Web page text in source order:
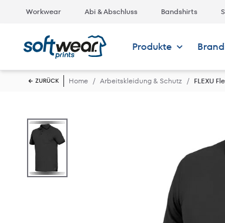
Workwear Abi & Abschluss Bandshirts
Produkte
ZURÜCK Home Arbeitskleidung & Schutz FLEXU